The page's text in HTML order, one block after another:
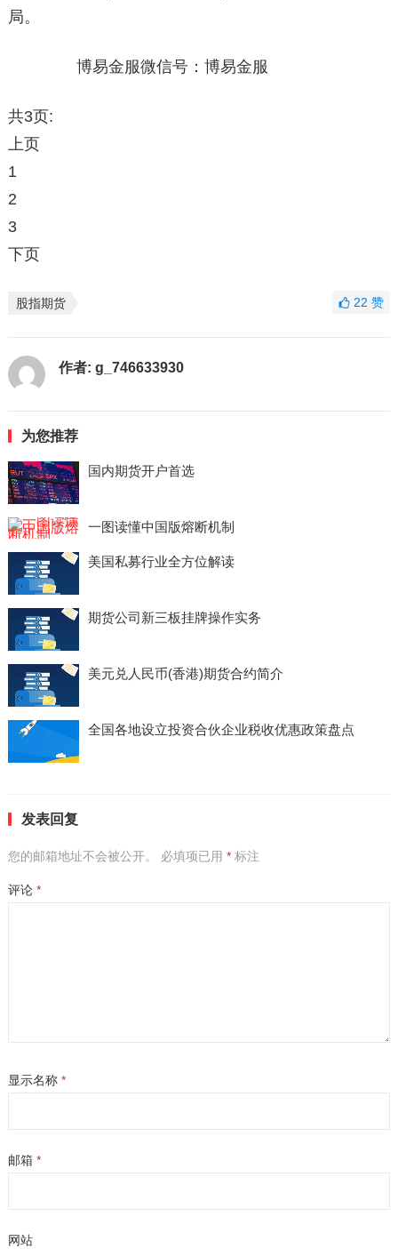
局。
博易金服微信号：博易金服
共3页:
上页
1
2
3
下页
股指期货 22赞
作者: g_746633930
为您推荐
国内期货开户首选
一图读懂中国版熔断机制
美国私募行业全方位解读
期货公司新三板挂牌操作实务
美元兑人民币(香港)期货合约简介
全国各地设立投资合伙企业税收优惠政策盘点
发表回复
您的邮箱地址不会被公开。 必填项已用 *标注
评论 *
显示名称 *
邮箱 *
网站